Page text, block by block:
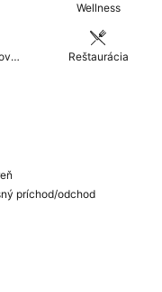
Wellness
Domáce zvieratká povolené Reštaurácia
príchod/odchod